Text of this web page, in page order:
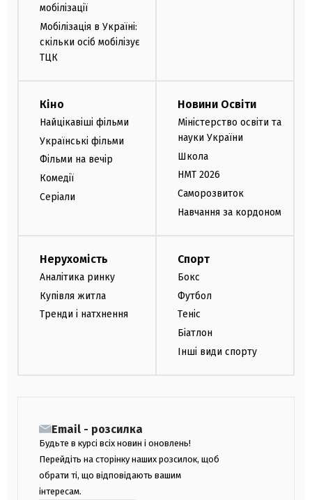
мобілізації
Мобілізація в Україні:
скільки осіб мобілізує
ТЦК
Кіно
Найцікавіші фільми
Українські фільми
Фільми на вечір
Комедії
Серіали
Новини Освіти
Міністерство освіти та
науки України
Школа
НМТ 2026
Саморозвиток
Навчання за кордоном
Нерухомість
Аналітика ринку
Купівля житла
Тренди і натхнення
Спорт
Бокс
Футбол
Теніс
Біатлон
Інші види спорту
Email - розсилка
Будьте в курсі всіх новин і оновлень!
Перейдіть на сторінку наших розсилок, щоб
обрати ті, що відповідають вашим
інтересам.